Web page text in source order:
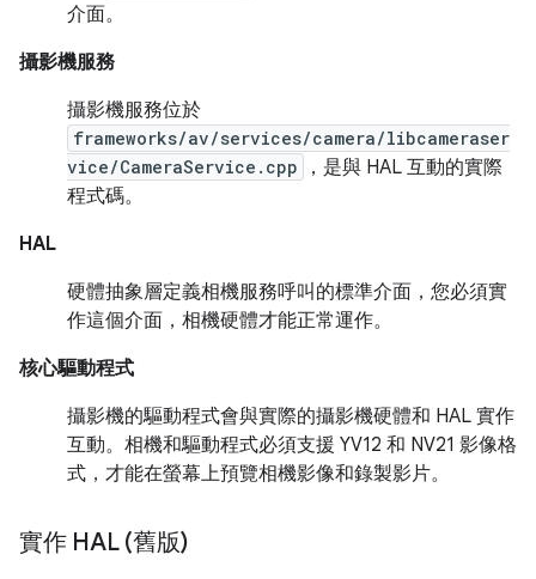
介面。
攝影機服務
攝影機服務位於
frameworks/av/services/camera/libcameraser
vice/CameraService.cpp
，是與 HAL 互動的實際
程式碼。
HAL
硬體抽象層定義相機服務呼叫的標準介面，您必須實
作這個介面，相機硬體才能正常運作。
核心驅動程式
攝影機的驅動程式會與實際的攝影機硬體和 HAL 實作
互動。相機和驅動程式必須支援 YV12 和 NV21 影像格
式，才能在螢幕上預覽相機影像和錄製影片。
實作 HAL (舊版)